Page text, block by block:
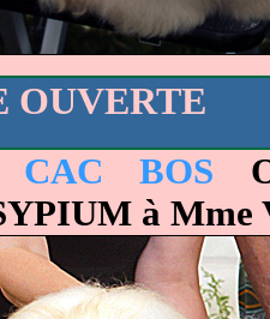
OUVERTE
CAC BOS
à